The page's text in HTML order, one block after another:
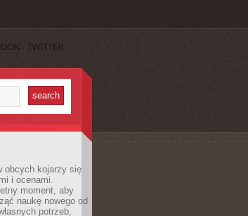
TWITTER
obcych kojarzy się
i ocenami.
moment, aby
naukę nowego od
potrzeb,